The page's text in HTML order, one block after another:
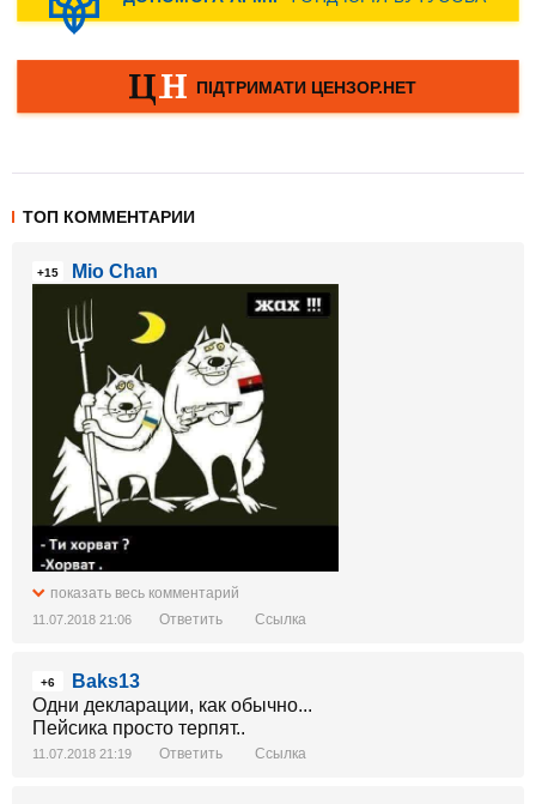
ТОП КОММЕНТАРИИ
+15 Mio Chan
показать весь комментарий
11.07.2018 21:06 Ответить Ссылка
+6
Baks13
Одни декларации, как обычно...
Пейсика просто терпят..
11.07.2018 21:19 Ответить Ссылка